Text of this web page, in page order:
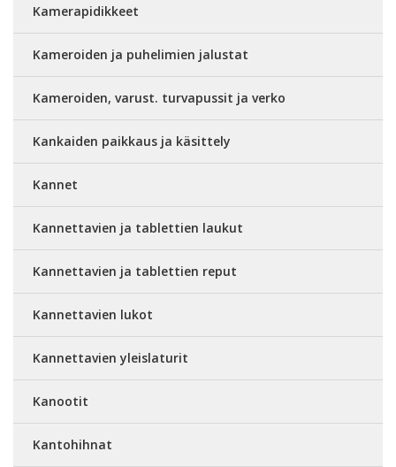
Kamerapidikkeet
Kameroiden ja puhelimien jalustat
Kameroiden, varust. turvapussit ja verko
Kankaiden paikkaus ja käsittely
Kannet
Kannettavien ja tablettien laukut
Kannettavien ja tablettien reput
Kannettavien lukot
Kannettavien yleislaturit
Kanootit
Kantohihnat